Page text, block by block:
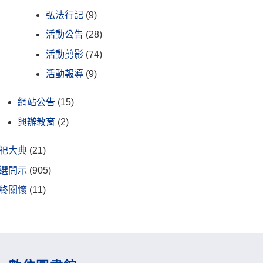
弘法行記 (9)
活動公告 (28)
活動剪影 (74)
活動報導 (9)
網站公告 (15)
興辦教育 (2)
大典 (21)
開示 (905)
關懷 (11)